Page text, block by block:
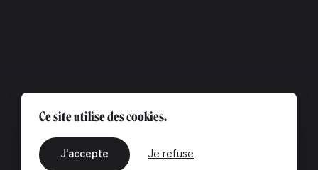
Ce site utilise des cookies.
J'accepte Je refuse